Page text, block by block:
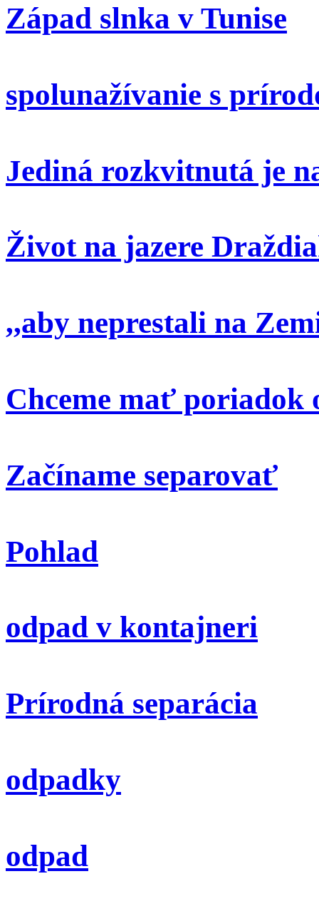
Západ slnka v Tunise
spolunažívanie s
Jediná rozkvitnutá je
Život na jazere
,,aby neprestali na
Chceme mať poriadok
Začíname separovať
Pohlad
odpad v kontajneri
Prírodná separácia
odpadky
odpad